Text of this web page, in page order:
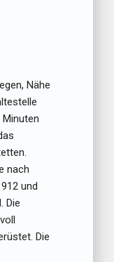
Nähe
nach
und
Die
Die